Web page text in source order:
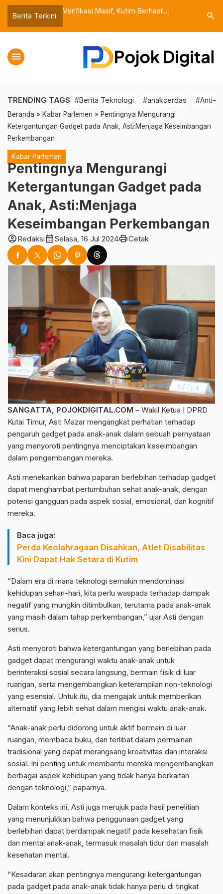
Berita Terkini:
Asti Mazar Dorong Evaluasi
Peningkatan Kesejahteraan
Reses
Teluk
search
menu
TRENDING TAGS #Berita Teknologi #anakcerdas #Anti-
Beranda » Kabar Parlemen » Pentingnya Mengurangi
Ketergantungan Gadget pada Anak, Asti:Menjaga Keseimbangan
Perkembangan
Kabar Parlemen
Pentingnya Mengurangi
Ketergantungan Gadget pada
Anak, Asti:Menjaga
Keseimbangan Perkembangan
account_circleRedaksicalendar_monthSelasa, 16 Jul 2024printCetak
SANGATTA, POJOKDIGITAL.COM – Wakil Ketua I DPRD
Kutai Timur, Asti Mazar mengangkat perhatian terhadap
pengaruh gadget pada anak-anak dalam sebuah pernyataan
yang menyoroti pentingnya menciptakan keseimbangan
dalam pengembangan mereka.
Asti menekankan bahwa paparan berlebihan terhadap gadget
dapat menghambat pertumbuhan sehat anak-anak, dengan
potensi gangguan pada aspek sosial, emosional, dan kognitif
mereka.
Baca juga:
Perda Keolahragaan Disahkan, Atlet Disabilitas
Kini Dapat Hak Setara di Kutim
“Dalam era di mana teknologi semakin mendominasi
kehidupan sehari-hari, kita perlu waspada terhadap dampak
negatif yang mungkin ditimbulkan, terutama pada anak-anak
yang masih dalam tahap perkembangan,” ujar Asti dengan
serius.
Asti menyoroti bahwa ketergantungan yang berlebihan pada
gadget dapat mengurangi waktu anak-anak untuk
berinteraksi sosial secara langsung, bermain fisik di luar
ruangan, serta mengembangkan keterampilan non-teknologi
yang esensial. Untuk itu, dia mengajak untuk memberikan
alternatif yang lebih sehat dalam mengisi waktu anak-anak.
“Anak-anak perlu didorong untuk aktif bermain di luar
ruangan, membaca buku, dan terlibat dalam permainan
tradisional yang dapat merangsang kreativitas dan interaksi
sosial. Ini penting untuk membantu mereka mengembangkan
berbagai aspek kehidupan yang tidak hanya berkaitan
dengan teknologi,” paparnya.
Dalam konteks ini, Asti juga merujuk pada hasil penelitian
yang menunjukkan bahwa penggunaan gadget yang
berlebihan dapat berdampak negatif pada kesehatan fisik
dan mental anak-anak, termasuk masalah tidur dan masalah
kesehatan mental.
“Kesadaran akan pentingnya mengurangi ketergantungan
pada gadget pada anak-anak tidak hanya perlu di tingkat